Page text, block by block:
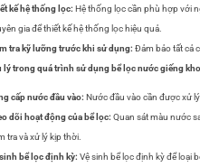
kế hệ thống lọc: Hệ thống lọc cần phù hợp với
gia để thiết kế hệ thống lọc hiệu quả.
tra kỹ lưỡng trước khi sử dụng: Đảm bảo tất cả
lý trong quá trình sử dụng bể lọc nước giếng
cấp nước đầu vào: Nước đầu vào cần được xử
dõi hoạt động của bể lọc: Quan sát màu nước
tra và xử lý kịp thời.
bể lọc định kỳ: Vệ sinh bể lọc định kỳ để loại